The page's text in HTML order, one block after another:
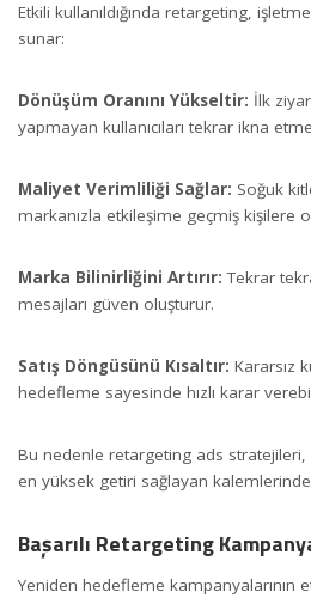
Etkili kullanıldığında retargeting,
sunar:
Dönüşüm Oranını Yükseltir: İlk
yapmayan kullanıcıları tekrar ikna
Maliyet Verimliliği Sağlar: Soğuk
markanızla etkileşime geçmiş kişilere
Marka Bilinirliğini Artırır: Tekrar
mesajları güven oluşturur.
Satış Döngüsünü Kısaltır: Kararsız
hedefleme sayesinde hızlı karar
Bu nedenle retargeting ads
en yüksek getiri sağlayan
Başarılı Retargeting
Yeniden hedefleme kampanyalarının